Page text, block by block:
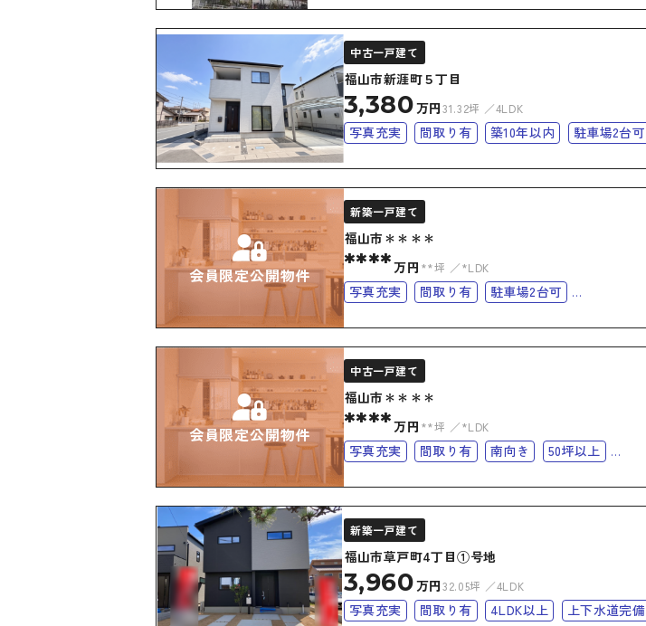
中古一戸建て
福山市新涯町５丁目
3,380万円31.32坪 4LDK
写真充実 間取り有 築10年以内
駐車場2台可
会員限定公開物件
新築一戸建て
福山市＊＊＊＊
****万円 **坪 *LDK
写真充実 間取り有
駐車場2台可
会員限定公開物件
中古一戸建て
福山市＊＊＊＊
****万円 **坪 *LDK
写真充実 間取り有 南向き
50坪以上
オール電化
オール電化住宅
新築一戸建て
福山市草戸町4丁目①号地
3,960万円32.05坪 4LDK
写真充実 間取り有 4LDK以上
上下水道完備